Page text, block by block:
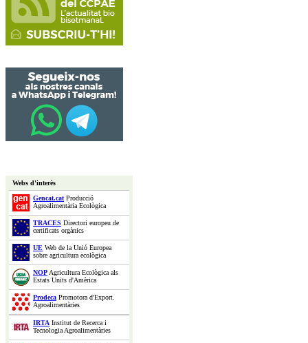
Webs d'interès
Gencat.catProducció
Agroalimentària Ecològica
TRACES Directori europeu de
certificats orgànics
UE Web de la Unió Europea
sobre agricultura ecològica
NOPAgricultura Ecològica als
Estats Units d'Amèrica
Prodeca Promotora d'Export.
Agroalimentàries
IRTA Institut de Recerca i
Tecnologia Agroalimentàries